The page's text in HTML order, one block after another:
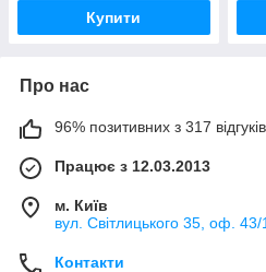
Купити
Про нас
96% позитивних з 317
Працює з 12.03.2013
м. Київ
вул. Світлицького 35, оф. 43/
Контакти